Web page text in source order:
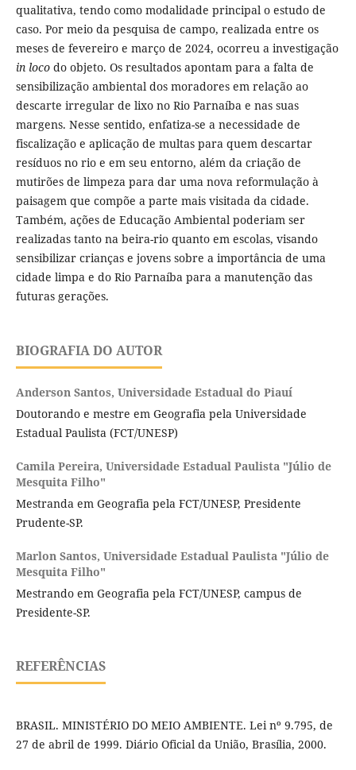
qualitativa, tendo como modalidade principal o estudo de
caso. Por meio da pesquisa de campo, realizada entre os
meses de fevereiro e março de 2024, ocorreu a investigação
in locodo objeto. Os resultados apontam para a falta de
sensibilização ambiental dos moradores em relação ao
descarte irregular de lixo no Rio Parnaíba e nas suas
margens. Nesse sentido, enfatiza-se a necessidade de
fiscalização e aplicação de multas para quem descartar
resíduos no rio e em seu entorno, além da criação de
mutirões de limpeza para dar uma nova reformulação à
paisagem que compõe a parte mais visitada da cidade.
Também, ações de Educação Ambiental poderiam ser
realizadas tanto na beira-rio quanto em escolas, visando
sensibilizar crianças e jovens sobre a importância de uma
cidade limpa e do Rio Parnaíba para a manutenção das
futuras gerações.
BIOGRAFIA DO AUTOR
Anderson Santos, Universidade Estadual do Piauí
Doutorando e mestre em Geografia pela Universidade
Estadual Paulista (FCT/UNESP)
Camila Pereira, Universidade Estadual Paulista "Júlio de
Mesquita Filho"
Mestranda em Geografia pela FCT/UNESP, Presidente
Prudente-SP.
Marlon Santos, Universidade Estadual Paulista "Júlio de
Mesquita Filho"
Mestrando em Geografia pela FCT/UNESP, campus de
Presidente-SP.
REFERÊNCIAS
BRASIL. MINISTÉRIO DO MEIO AMBIENTE. Lei nº 9.795, de
27 de abril de 1999. Diário Oficial da União, Brasília, 2000.